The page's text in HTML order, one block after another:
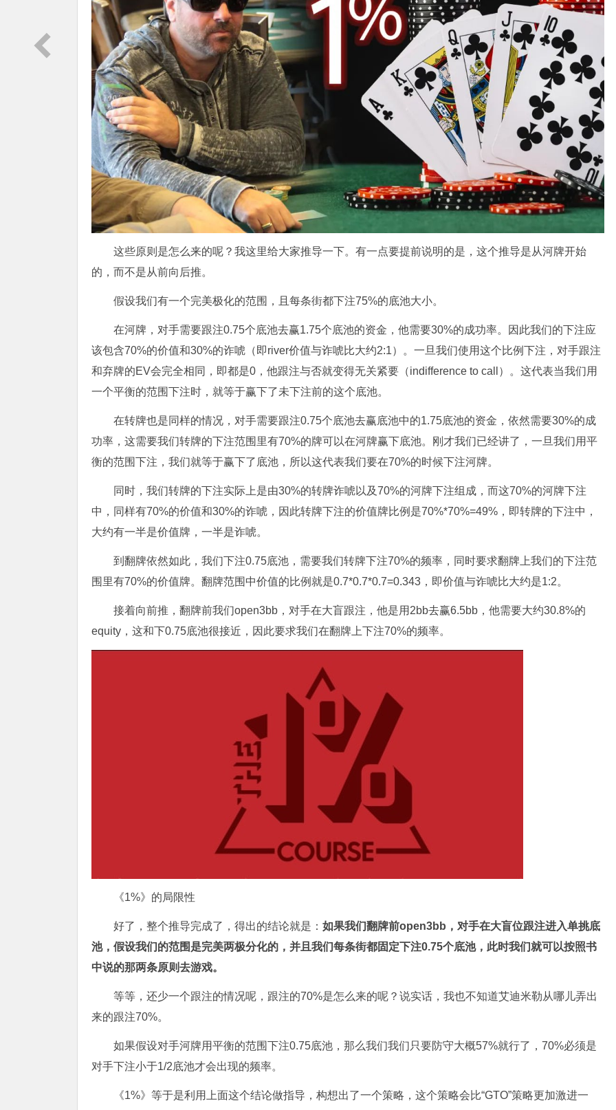
这些原则是怎么来的呢？我这里给大家推导一下。有一点要提前说明的是，这个推导是从河牌开始
的，而不是从前向后推。
假设我们有一个完美极化的范围，且每条街都下注75%的底池大小。
在河牌，对手需要跟注0.75个底池去赢1.75个底池的资金，他需要30%的成功率。因此我们的下注应
该包含70%的价值和30%的诈唬（即river价值与诈唬比大约2:1）。一旦我们使用这个比例下注，对手跟注
和弃牌的EV会完全相同，即都是0，他跟注与否就变得无关紧要（indifference to call）。这代表当我们用
一个平衡的范围下注时，就等于赢下了未下注前的这个底池。
在转牌也是同样的情况，对手需要跟注0.75个底池去赢底池中的1.75底池的资金，依然需要30%的成
功率，这需要我们转牌的下注范围里有70%的牌可以在河牌赢下底池。刚才我们已经讲了，一旦我们用平
衡的范围下注，我们就等于赢下了底池，所以这代表我们要在70%的时候下注河牌。
同时，我们转牌的下注实际上是由30%的转牌诈唬以及70%的河牌下注组成，而这70%的河牌下注
中，同样有70%的价值和30%的诈唬，因此转牌下注的价值牌比例是70%*70%=49%，即转牌的下注中，
大约有一半是价值牌，一半是诈唬。
到翻牌依然如此，我们下注0.75底池，需要我们转牌下注70%的频率，同时要求翻牌上我们的下注范
围里有70%的价值牌。翻牌范围中价值的比例就是0.7*0.7*0.7=0.343，即价值与诈唬比大约是1:2。
接着向前推，翻牌前我们open3bb，对手在大盲跟注，他是用2bb去赢6.5bb，他需要大约30.8%的
equity，这和下0.75底池很接近，因此要求我们在翻牌上下注70%的频率。
《1%》的局限性
好了，整个推导完成了，得出的结论就是： 如果我们翻牌前open3bb，对手在大盲位跟注进入单挑底
池，假设我们的范围是完美两极分化的，并且我们每条街都固定下注0.75个底池，此时我们就可以按照书
中说的那两条原则去游戏。
等等，还少一个跟注的情况呢，跟注的70%是怎么来的呢？说实话，我也不知道艾迪米勒从哪儿弄出
来的跟注70%。
如果假设对手河牌用平衡的范围下注0.75底池，那么我们我们只要防守大概57%就行了，70%必须是
对手下注小于1/2底池才会出现的频率。
《1%》等于是利用上面这个结论做指导，构想出了一个策略，这个策略会比“GTO”策略更加激进一